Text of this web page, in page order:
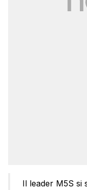
Il leader M5S si